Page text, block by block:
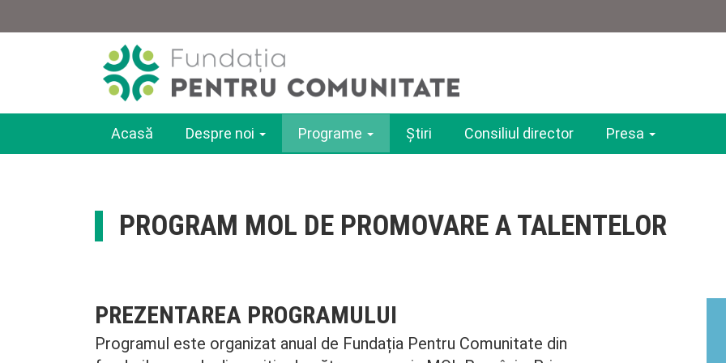
Main
Acasă Despre noi Programe Ştiri Consiliul director Presa
PROGRAM MOL DE PROMOVARE A TALENTELOR
PREZENTAREA PROGRAMULUI
Programul este organizat anual de Fundația Pentru Comunitate din